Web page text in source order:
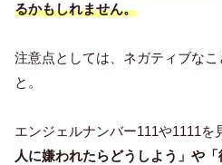
るかもしれません。
注意点としては、ネガティブな
と。
エンジェルナンバー111や1111を
人に嫌われたらどうしよう」や